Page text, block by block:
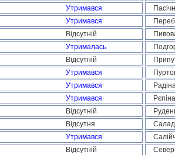
Утримався
Утримався
Відсутній
Утрималась
Відсутній
Утримався
Утримався
Утримався
Відсутній
Відсутня
Утримався
Відсутній